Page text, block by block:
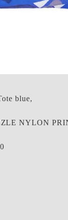
blue,
NYLON